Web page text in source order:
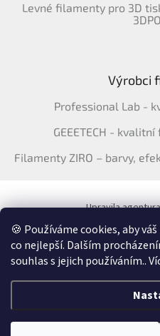
🍪 Používáme cookies, aby
co nejlepší. Dalším
souhlas s jejich používáním..
Levné filamenty pro 3D
Výrobci
Professional Lab -
GEEETECH -
Filamenty ZIRO – barvy,
Upravila
Katalog
Vytvořil Shoptet